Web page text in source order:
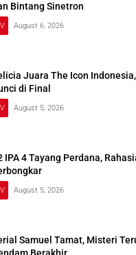
Bintang Sinetron
August 6, 2026
Juara The Icon
di Final
August 5, 2026
IPA 4 Tayang Perdana,
August 5, 2026
Samuel Tamat, Misteri